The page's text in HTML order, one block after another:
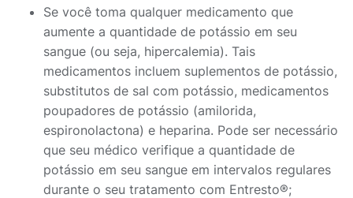
Se você toma qualquer medicamento que
aumente a quantidade de potássio em seu
sangue (ou seja, hipercalemia). Tais
medicamentos incluem suplementos de potássio,
substitutos de sal com potássio, medicamentos
poupadores de potássio (amilorida,
espironolactona) e heparina. Pode ser necessário
que seu médico verifique a quantidade de
potássio em seu sangue em intervalos regulares
durante o seu tratamento com Entresto®;